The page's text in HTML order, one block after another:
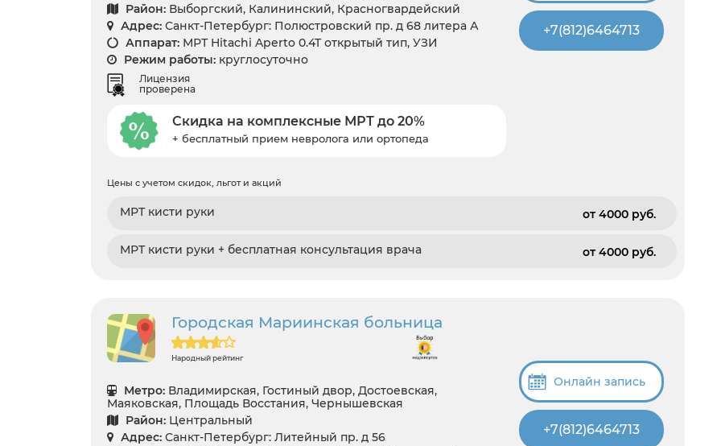
Район: Выборгский, Калининский, Красногвардейский
Адрес: Санкт-Петербург: Полюстровский пр. д 68 литера А
Аппарат: МРТ Hitachi Aperto 0.4T открытый тип, УЗИ
Режим работы: круглосуточно
Лицензия
проверена
Скидка на комплексные МРТ до 20%
+ бесплатный прием невролога или ортопеда
+7(812)6464713
Цены с учетом скидок, льгот и акций
МРТ кисти руки от 4000 pуб.
МРТ кисти руки + бесплатная консультация врача от 4000 pуб.
Городская Мариинская больница
Народный рейтинг
Метро: Владимирская, Гостиный двор, Достоевская,
Маяковская, Площадь Восстания, Чернышевская
Район: Центральный
Адрес: Санкт-Петербург: Литейный пр. д 56
Онлайн запись
+7(812)6464713